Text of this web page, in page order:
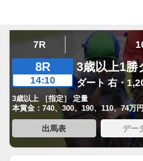
7R
8R
14:10
3歳以上1勝
ダート 右・
3歳以上 ［指定］ 定量
本賞金：740、300、190、110、74万円
出馬表 デー